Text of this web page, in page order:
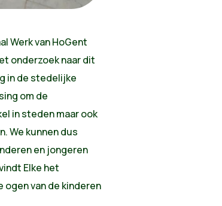
Werk van HoGent
onderzoek naar dit
in de stedelijke
om de
in steden maar ook
We kunnen dus
en jongeren
Elke het
ogen van de kinderen